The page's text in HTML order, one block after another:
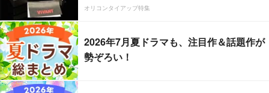
オリコンタイアップ特集
2026年7月夏ドラマも、注目作＆話題作が
勢ぞろい！